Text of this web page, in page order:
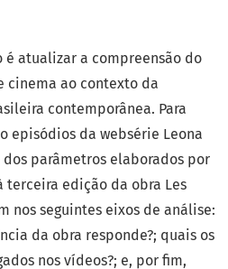
atualizar a compreensão do
cinema ao contexto da
contemporânea. Para
episódios da websérie Leona
dos parâmetros elaborados por
terceira edição da obra Les
nos seguintes eixos de análise:
da obra responde?; quais os
nos vídeos?; e, por fim,